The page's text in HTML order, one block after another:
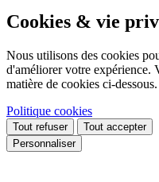
Cookies & vie
Nous utilisons des cookies
d'améliorer votre expérience.
matière de cookies ci-dessous.
Politique cookies
Tout refuser
Tout accepter
Personnaliser